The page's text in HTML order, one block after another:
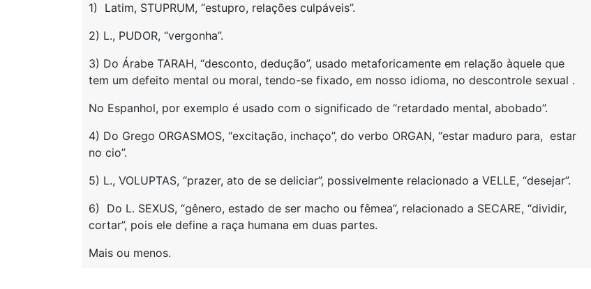
1) Latim, STUPRUM, “estupro, relações culpáveis”.
2) L., PUDOR, “vergonha”.
3) Do Árabe TARAH, “desconto, dedução”, usado metaforicamente em relação àquele que
tem um defeito mental ou moral, tendo-se fixado, em nosso idioma, no descontrole sexual .
No Espanhol, por exemplo é usado com o significado de “retardado mental, abobado”.
4) Do Grego ORGASMOS, “excitação, inchaço”, do verbo ORGAN, “estar maduro para, estar
no cio”.
5) L., VOLUPTAS, “prazer, ato de se deliciar”, possivelmente relacionado a VELLE, “desejar”.
6) Do L. SEXUS, “gênero, estado de ser macho ou fêmea”, relacionado a SECARE, “dividir,
cortar”, pois ele define a raça humana em duas partes.
Mais ou menos.